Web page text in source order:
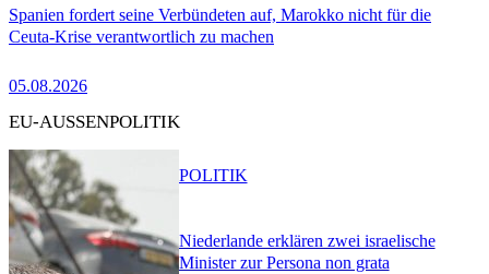
Spanien fordert seine Verbündeten auf, Marokko nicht für die
Ceuta-Krise verantwortlich zu machen
05.08.2026
EU-AUSSENPOLITIK
Niederlande erklären zwei israelische
Minister zur Persona non grata
POLITIK